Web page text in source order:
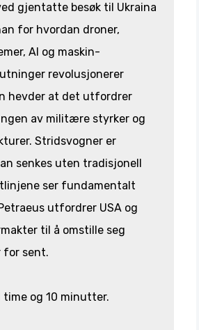
gjentatte besøk til Ukraina
for hvordan droner,
AI og maskin-
revolusjonerer
hevder at det utfordrer
av militære styrker og
Stridsvogner er
senkes uten tradisjonell
ser fundamentalt
utfordrer USA og
til å omstille seg
for sent.
time og 10 minutter.